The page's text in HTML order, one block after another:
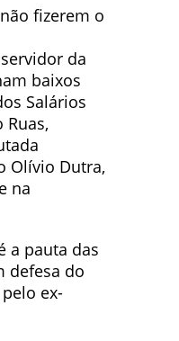
fizerem o
da
baixos
Salários
Olívio Dutra,
na
a pauta das
defesa do
ex-